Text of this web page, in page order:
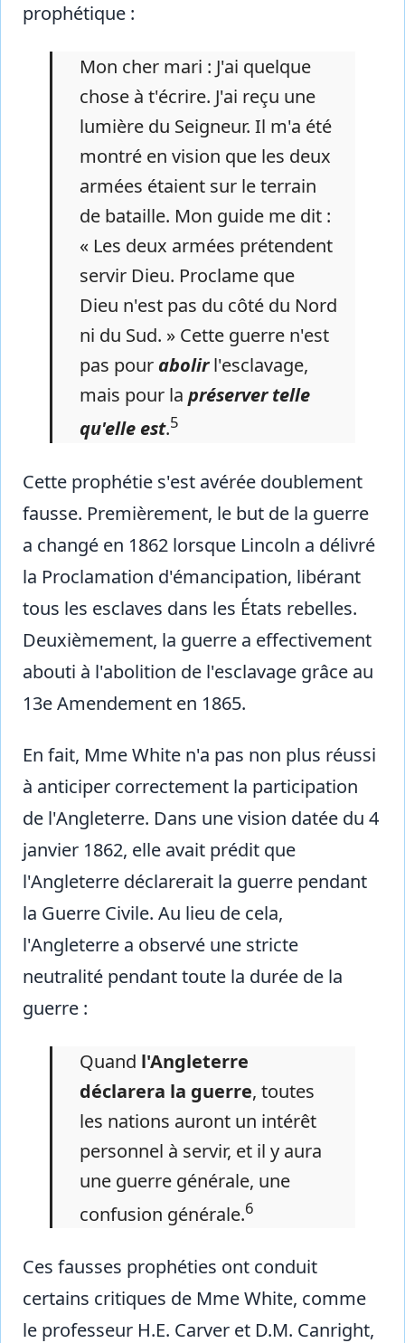
prophétique :
Mon cher mari : J'ai quelque
chose à t'écrire. J'ai reçu une
lumière du Seigneur. Il m'a été
montré en vision que les deux
armées étaient sur le terrain
de bataille. Mon guide me dit :
« Les deux armées prétendent
servir Dieu. Proclame que
Dieu n'est pas du côté du Nord
ni du Sud. » Cette guerre n'est
pas pour abolirl'esclavage,
mais pour la préserver telle
qu'elle est.5
Cette prophétie s'est avérée doublement
fausse. Premièrement, le but de la guerre
a changé en 1862 lorsque Lincoln a délivré
la Proclamation d'émancipation, libérant
tous les esclaves dans les États rebelles.
Deuxièmement, la guerre a effectivement
abouti à l'abolition de l'esclavage grâce au
13e Amendement en 1865.
En fait, Mme White n'a pas non plus réussi
à anticiper correctement la participation
de l'Angleterre. Dans une vision datée du 4
janvier 1862, elle avait prédit que
l'Angleterre déclarerait la guerre pendant
la Guerre Civile. Au lieu de cela,
l'Angleterre a observé une stricte
neutralité pendant toute la durée de la
guerre :
Quand l'Angleterre
déclarera la guerre, toutes
les nations auront un intérêt
personnel à servir, et il y aura
une guerre générale, une
confusion générale.6
Ces fausses prophéties ont conduit
certains critiques de Mme White, comme
le professeur H.E. Carver et D.M. Canright,